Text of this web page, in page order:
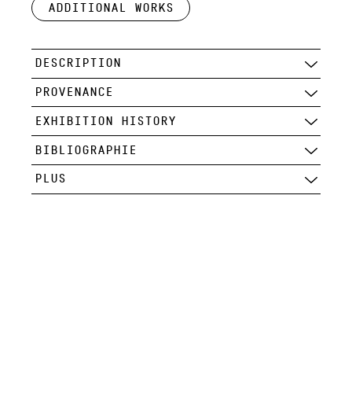
Additional works
DESCRIPTION
PROVENANCE
EXHIBITION HISTORY
BIBLIOGRAPHIE
PLUS